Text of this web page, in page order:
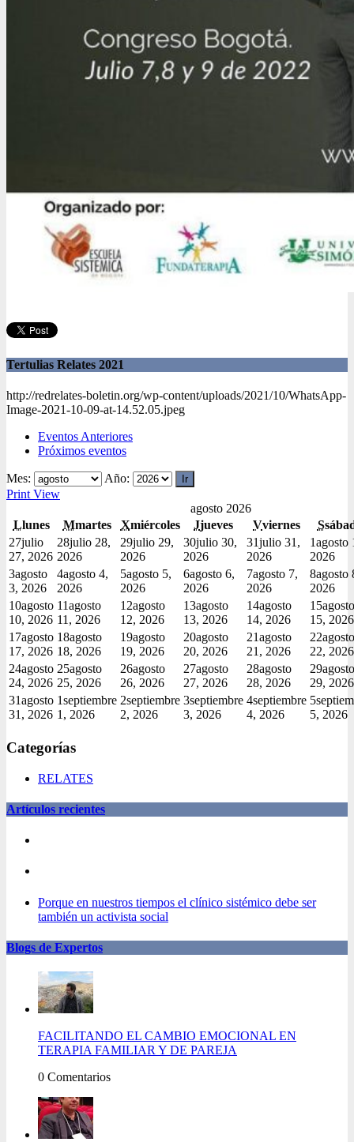
Tertulias Relates 2021
http://redrelates-boletin.org/wp-content/uploads/2021/10/WhatsApp-
Image-2021-10-09-at-14.52.05.jpeg
Eventos Anteriores
Próximos eventos
Mes:
Año:
Print View
agosto 2026
Llunes Mmartes Xmiércoles Jjueves Vviernes S
27julio
27, 2026
28julio 28,
2026
29julio 29,
2026
30julio 30,
2026
31julio 31,
2026
1agosto
2026
3agosto
3, 2026
4agosto 4,
2026
5agosto 5,
2026
6agosto 6,
2026
7agosto 7,
2026
8agosto
2026
10agosto
10, 2026
11agosto
11, 2026
12agosto
12, 2026
13agosto
13, 2026
14agosto
14, 2026
15agosto
15, 2026
17agosto
17, 2026
18agosto
18, 2026
19agosto
19, 2026
20agosto
20, 2026
21agosto
21, 2026
22agosto
22, 2026
24agosto
24, 2026
25agosto
25, 2026
26agosto
26, 2026
27agosto
27, 2026
28agosto
28, 2026
29agosto
29, 2026
31agosto
31, 2026
1septiembre
1, 2026
2septiembre
2, 2026
3septiembre
3, 2026
4septiembre
4, 2026
5
5, 2026
Categorías
RELATES
Artículos recientes
Porque en nuestros tiempos el clínico sistémico debe ser
también un activista social
Blogs de Expertos
FACILITANDO EL CAMBIO EMOCIONAL EN
TERAPIA FAMILIAR Y DE PAREJA
0 Comentarios